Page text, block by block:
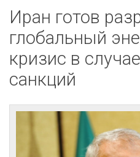
Иран готов
глобальный
кризис в
санкций